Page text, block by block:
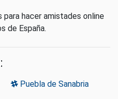
hacer amistades online
de España.
Puebla de Sanabria